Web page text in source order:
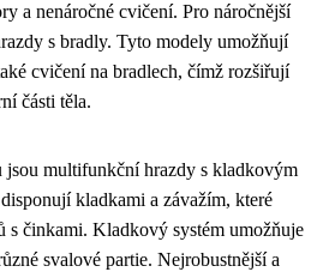
a nenáročné cvičení. Pro náročnější
s bradly. Tyto modely umožňují
cvičení na bradlech, čímž rozšiřují
části těla.
jsou multifunkční hrazdy s kladkovým
kladkami a závažím, které
s činkami. Kladkový systém umožňuje
svalové partie. Nejrobustnější a